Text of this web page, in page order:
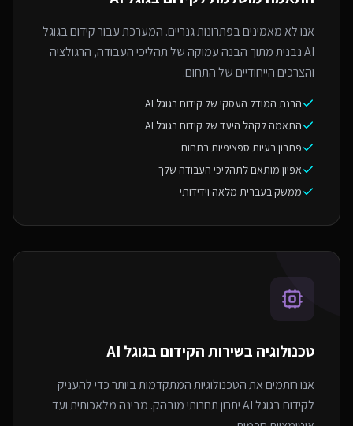
אנו לא מאמינים בפתרונות גנריים. המערכת עבור קידום בגוגל
AI נבנית מתוך הבנה עמוקה של תהליכי העבודה, הרגולציה
והצרכים הייחודיים של התחום.
הבנת המודל העסקי של קידום בגוגל AI
התאמה לקהל היעד של קידום בגוגל AI
פתרון בעיות ספציפיות בתחום
אפיון מותאם לתהליכי העבודה שלך
ממשק בעברית מלאה וידידותי
טכנולוגיה בשירות הקידום בגוגל AI
אנו רותמים את הטכנולוגיות המתקדמות ביותר כדי להעניק
לקידום בגוגל AI יתרון תחרותי מובהק. מבינה מלאכותית ועד